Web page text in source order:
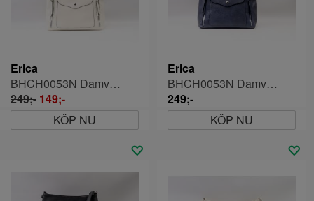
Erica
BHCH0053N Damväska
249;- 149;-
KÖP NU
Erica
BHCH0053N Damväska
249;-
KÖP NU